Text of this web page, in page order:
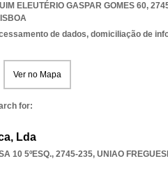
ELEUTÉRIO GASPAR GOMES 60,
de dados, domiciliação de
Ver no Mapa
for:
Lda
10 5ºESQ., 2745-235, UNIAO